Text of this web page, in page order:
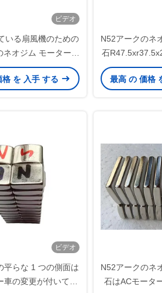
ビデオ
いる扇風機のための
オジム モーター磁
を 入手 する
N52アークのネ
石
動車の交流発電
ギー
最高 の 価格
ビデオ
平らな 1 つの側面は
の変更が付いてい
N52アークのネ
石はACモータ